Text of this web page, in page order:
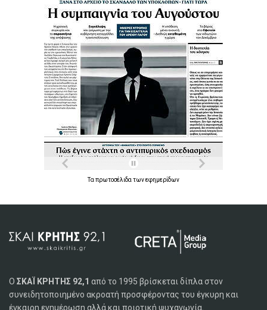
Τα πρωτοσέλιδα τωνεφημερίδων
Ο ΣΚΑΪ ΚΡΗΤΗΣ 92,1 από το 1995 βρίσκεται δίπλα στον
συνειδητοποιημένο ακροατή προσφέροντας του έγκυρη και
έγκαιρη ενημέρωση αλλά και ποιοτική ψυχαγωγία.